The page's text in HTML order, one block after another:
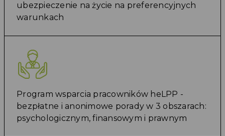
ubezpieczenie na życie na preferencyjnych
warunkach
Program wsparcia pracowników heLPP -
bezpłatne i anonimowe porady w 3 obszarach:
psychologicznym, finansowym i prawnym